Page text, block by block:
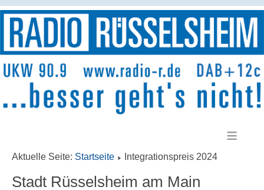
≡
Aktuelle Seite: Startseite Integrationspreis 2024
Stadt Rüsselsheim am Main